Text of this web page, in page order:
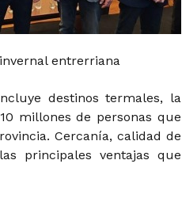
entrerriana
destinos termales, la
millones de personas que
Cercanía, calidad de
principales ventajas que